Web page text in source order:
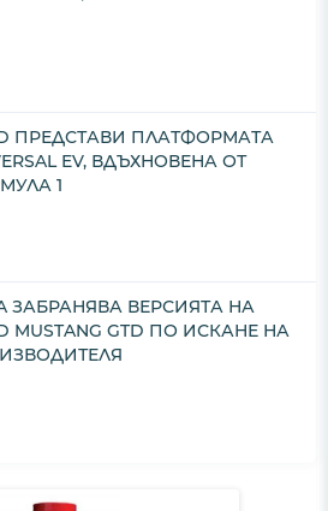
ПРЕДСТАВИ ПЛАТФОРМАТА
EV, ВДЪХНОВЕНА ОТ
1
ЗАБРАНЯВА ВЕРСИЯТА НА
MUSTANG GTD ПО ИСКАНЕ НА